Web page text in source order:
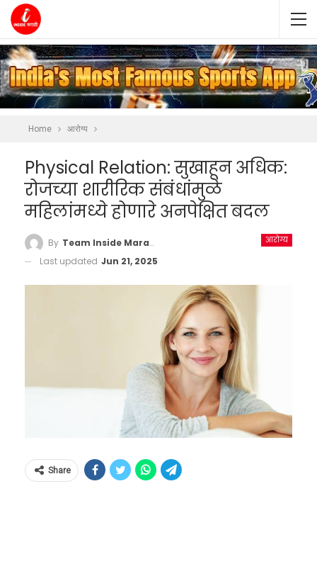
Home आरोग्य
Physical Relation: सुखाहून अधिक:
रोजच्या शारीरिक संबंधांमुळे
महिलांमध्ये होणारे अनपेक्षित बदल
आरोग्य
By Team Inside Marathi
Last updated Jun 21, 2025
Share